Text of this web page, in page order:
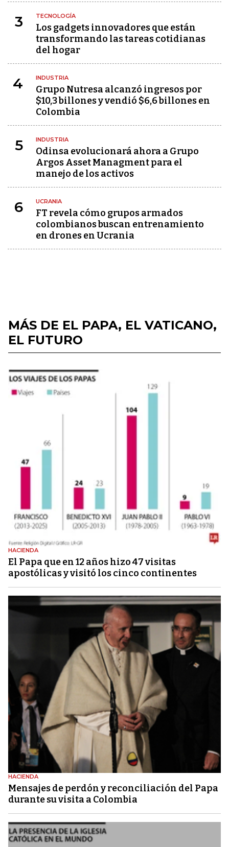
3 TECNOLOGÍA
Los gadgets innovadores que están
transformando las tareas cotidianas
del hogar
4 INDUSTRIA
Grupo Nutresa alcanzó ingresos por
$10,3 billones y vendió $6,6 billones en
Colombia
5 INDUSTRIA
Odinsa evolucionará ahora a Grupo
Argos Asset Managment para el
manejo de los activos
6 UCRANIA
FT revela cómo grupos armados
colombianos buscan entrenamiento
en drones en Ucrania
MÁS DE EL PAPA, EL VATICANO,
EL FUTURO
HACIENDA
El Papa que en 12 años hizo 47 visitas
apostólicas y visitó los cinco continentes
HACIENDA
Mensajes de perdón y reconciliación del Papa
durante su visita a Colombia